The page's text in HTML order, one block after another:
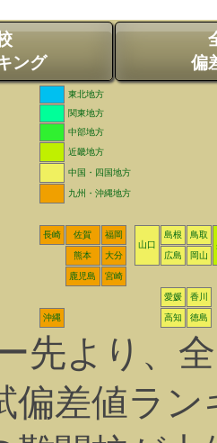
ング
偏
東北地方
関東地方
中部地方
近畿地方
中国・四国地方
九州・沖縄地方
長崎 佐賀
福岡
山口
島根
鳥取
熊本
大分 広島 岡山
鹿児島 宮崎
愛媛 香川
沖縄 高知 徳島
先より、
偏差値ラ